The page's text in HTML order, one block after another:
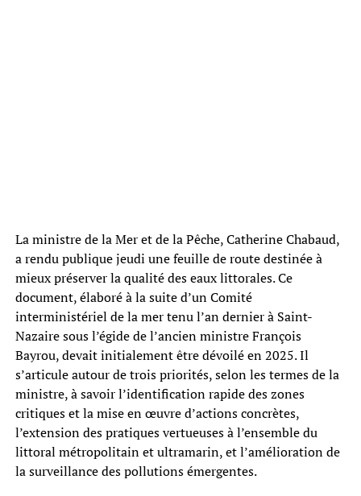
La ministre de la Mer et de la Pêche, Catherine Chabaud,
a rendu publique jeudi une feuille de route destinée à
mieux préserver la qualité des eaux littorales. Ce
document, élaboré à la suite d’un Comité
interministériel de la mer tenu l’an dernier à Saint-
Nazaire sous l’égide de l’ancien ministre François
Bayrou, devait initialement être dévoilé en 2025. Il
s’articule autour de trois priorités, selon les termes de la
ministre, à savoir l’identification rapide des zones
critiques et la mise en œuvre d’actions concrètes,
l’extension des pratiques vertueuses à l’ensemble du
littoral métropolitain et ultramarin, et l’amélioration de
la surveillance des pollutions émergentes.